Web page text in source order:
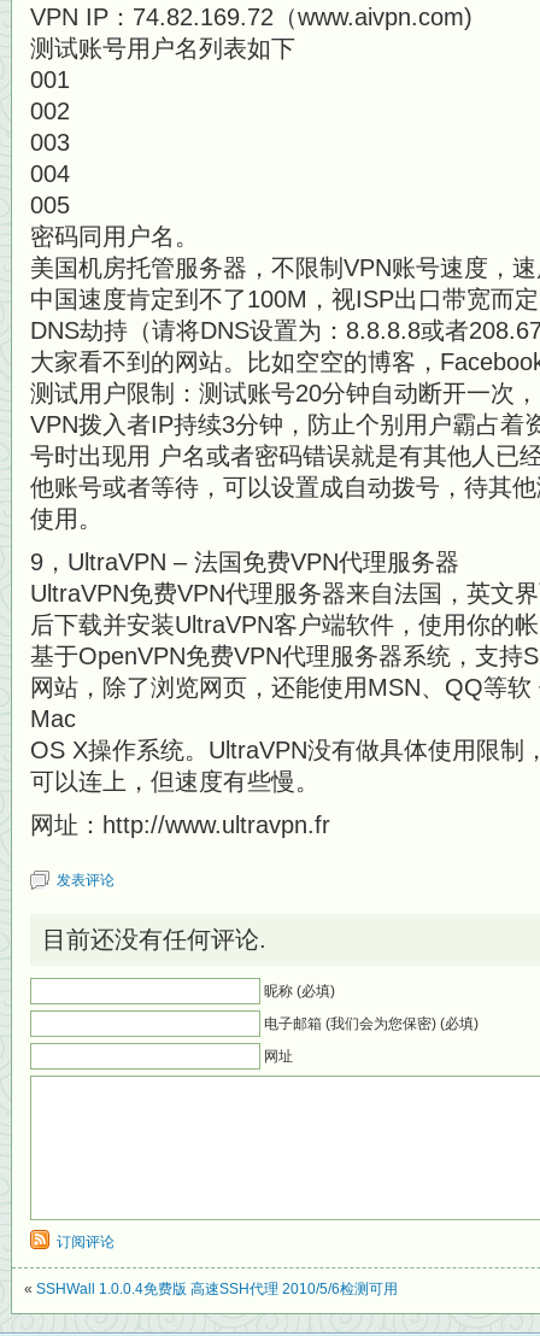
VPN IP：74.82.169.72（www.aivpn.com)
测试账号用户名列表如下
001
002
003
004
005
密码同用户名。
美国机房托管服务器，不限制VPN账号速度，
中国速度肯定到不了100M，视ISP出口带宽而
DNS劫持（请将DNS设置为：8.8.8.8或者
大家看不到的网站。比如空空的博客，
测试用户限制：测试账号20分钟自动断开一次
VPN拨入者IP持续3分钟，防止个别用户霸占着
号时出现用 户名或者密码错误就是有其他人已
他账号或者等待，可以设置成自动拨号，待其
使用。
9，UltraVPN – 法国免费VPN代理服务器
UltraVPN免费VPN代理服务器来自法国，英文
后下载并安装UltraVPN客户端软件，使用你的
基于OpenVPN免费VPN代理服务器系统，支持
网站，除了浏览网页，还能使用MSN、QQ等
Mac
OS X操作系统。UltraVPN没有做具体使用限制
可以连上，但速度有些慢。
网址：http://www.ultravpn.fr
发表评论
目前还没有任何评论.
昵称 (必填)
电子邮箱 (我们会为您保密) (必填)
网址
订阅评论
« SSHWall 1.0.0.4免费版 高速SSH代理 2010/5/6检测可用